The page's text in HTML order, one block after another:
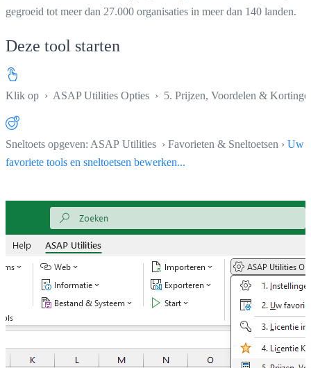
gegroeid tot meer dan 27.000 organisaties in meer dan 140 landen.
Deze tool starten
Klik op › ASAP Utilities Opties › 5. Prijzen, Voordelen &
Sneltoets opgeven: ASAP Utilities › Favorieten & Sneltoetsen › Uw
favoriete tools en sneltoetsen bewerken...